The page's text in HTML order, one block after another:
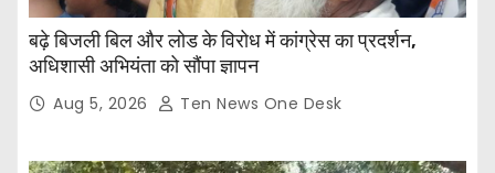
बढ़े बिजली बिल और लोड के विरोध में कांग्रेस का प्रदर्शन,
अधिशासी अभियंता को सौंपा ज्ञापन
Aug 5, 2026 Ten News One Desk